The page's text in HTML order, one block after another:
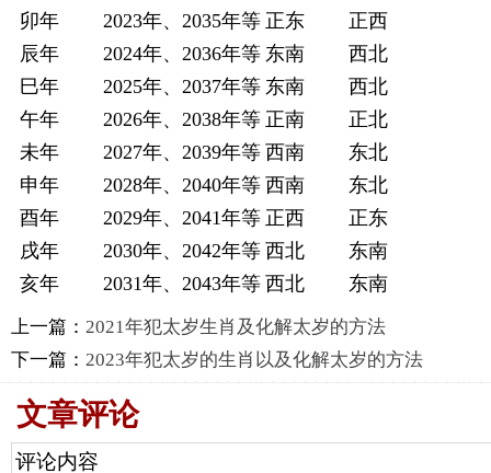
卯年
2023年、2035年等 正东
正西
辰年
2024年、2036年等 东南
西北
巳年
2025年、2037年等 东南
西北
午年
2026年、2038年等 正南
正北
未年
2027年、2039年等 西南
东北
申年
2028年、2040年等 西南
东北
酉年
2029年、2041年等 正西
正东
戌年
2030年、2042年等 西北
东南
亥年
2031年、2043年等 西北
东南
上一篇： 2021年犯太岁生肖及化解太岁的方法
下一篇： 2023年犯太岁的生肖以及化解太岁的方法
文章评论